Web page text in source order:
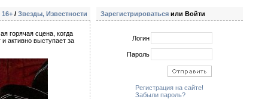
16+ / Звезды, Известности
горячая сцена, когда
активно выступает за
Зарегистрироваться или Войти
Логин
Пароль
Регистрация на сайте!
Забыли пароль?